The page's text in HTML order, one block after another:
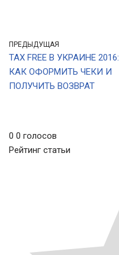
ПРЕДЫДУЩАЯ
TAX FREE В УКРАИНЕ 2016:
КАК ОФОРМИТЬ ЧЕКИ И
ПОЛУЧИТЬ ВОЗВРАТ
0 0 голосов
Рейтинг статьи